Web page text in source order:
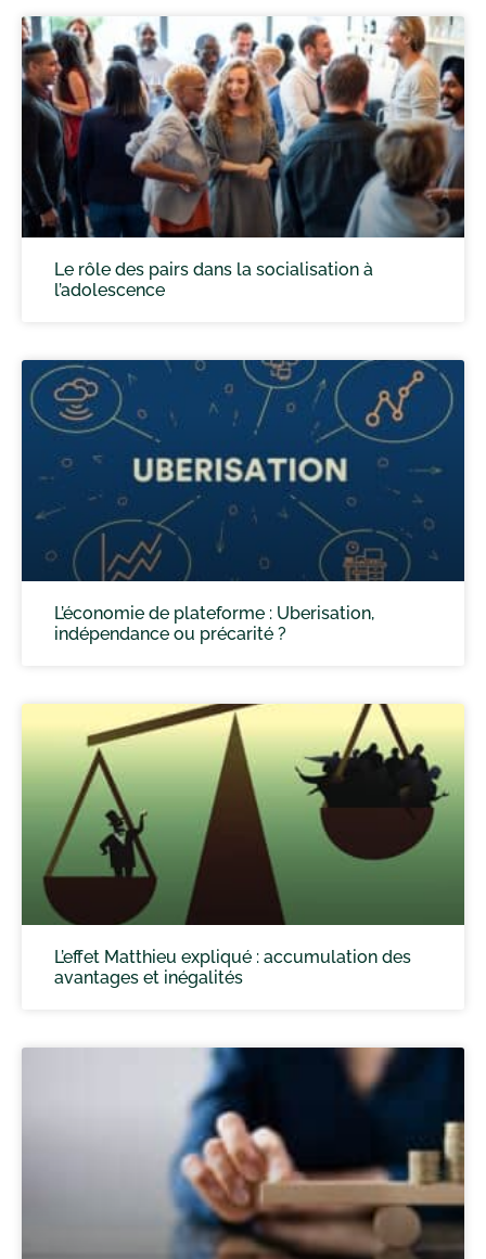
Le rôle des pairs dans la socialisation à
l’adolescence
L’économie de plateforme : Uberisation,
indépendance ou précarité ?
L’effet Matthieu expliqué : accumulation des
avantages et inégalités